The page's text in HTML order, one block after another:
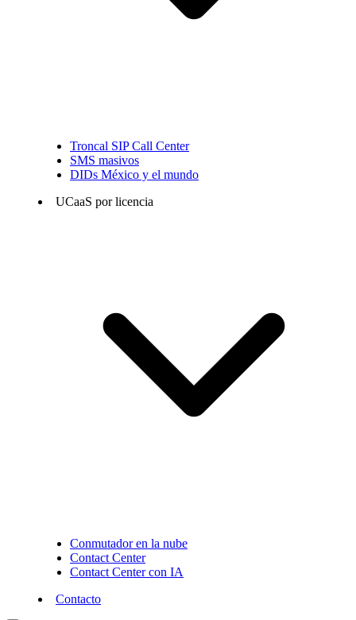
Troncal SIP Call Center
SMS masivos
DIDs México y el mundo
UCaaS por licencia
Conmutador en la nube
Contact Center
Contact Center con IA
Contacto